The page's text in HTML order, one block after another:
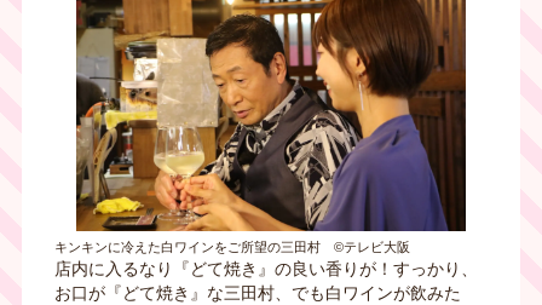
キンキンに冷えた白ワインをご所望の三田村 ©テレビ大阪
店内に入るなり『どて焼き』の良い香りが！すっかり、
お口が『どて焼き』な三田村、でも白ワインが飲みた